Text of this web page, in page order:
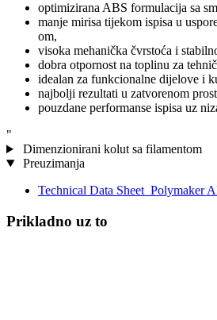
optimizirana ABS formulacija sa
manje mirisa tijekom ispisa u
om,
visoka mehanička čvrstoća i
dobra otpornost na toplinu za
idealan za funkcionalne dijelove i
najbolji rezultati u zatvorenom
pouzdane performanse ispisa uz
"
Dimenzionirani kolut sa filamentom
Preuzimanja
Technical Data Sheet_Polymaker
Prikladno uz to